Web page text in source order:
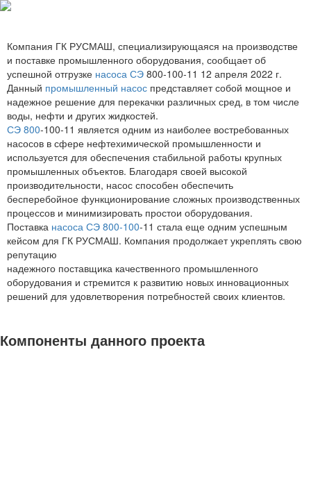
Компания ГК РУСМАШ, специализирующаяся на производстве
и поставке промышленного оборудования, сообщает об
успешной отгрузке насоса СЭ 800-100-11 12 апреля 2022 г.
Данный промышленный насос представляет собой мощное и
надежное решение для перекачки различных сред, в том числе
воды, нефти и других жидкостей.
СЭ 800-100-11 является одним из наиболее востребованных
насосов в сфере нефтехимической промышленности и
используется для обеспечения стабильной работы крупных
промышленных объектов. Благодаря своей высокой
производительности, насос способен обеспечить
бесперебойное функционирование сложных производственных
процессов и минимизировать простои оборудования.
Поставка насоса СЭ 800-100-11 стала еще одним успешным
кейсом для ГК РУСМАШ. Компания продолжает укреплять свою
репутацию
надежного поставщика качественного промышленного
оборудования и стремится к развитию новых инновационных
решений для удовлетворения потребностей своих клиентов.
Компоненты данного проекта